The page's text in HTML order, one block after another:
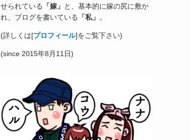
せられている
「嫁」 と、基本的に嫁の尻に敷か
れ、ブログを書いている
「私」 。
(詳しくは[プロフィール]をご覧下さい)
(since 2015年8月11日)